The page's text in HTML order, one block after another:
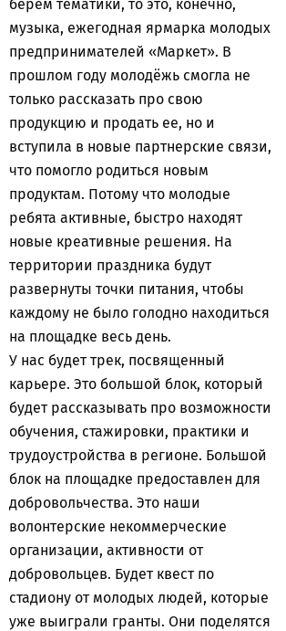
берем тематики, то это, конечно,
музыка, ежегодная ярмарка молодых
предпринимателей «Маркет». В
прошлом году молодёжь смогла не
только рассказать про свою
продукцию и продать ее, но и
вступила в новые партнерские связи,
что помогло родиться новым
продуктам. Потому что молодые
ребята активные, быстро находят
новые креативные решения. На
территории праздника будут
развернуты точки питания, чтобы
каждому не было голодно находиться
на площадке весь день.
У нас будет трек, посвященный
карьере. Это большой блок, который
будет рассказывать про возможности
обучения, стажировки, практики и
трудоустройства в регионе. Большой
блок на площадке предоставлен для
добровольчества. Это наши
волонтерские некоммерческие
организации, активности от
добровольцев. Будет квест по
стадиону от молодых людей, которые
уже выиграли гранты. Они поделятся